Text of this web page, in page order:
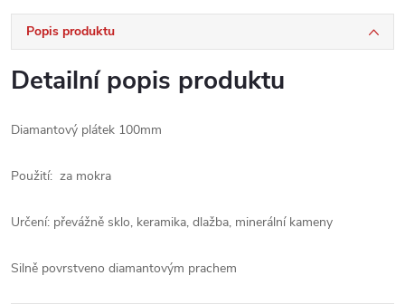
Popis produktu
Detailní popis produktu
Diamantový plátek 100mm
Použití: za mokra
Určení: převážně sklo, keramika, dlažba, minerální kameny
Silně povrstveno diamantovým prachem